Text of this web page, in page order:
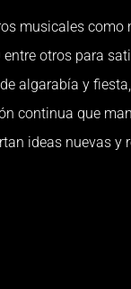
musicales como
otros para
algarabía y
continua que
ideas nuevas y